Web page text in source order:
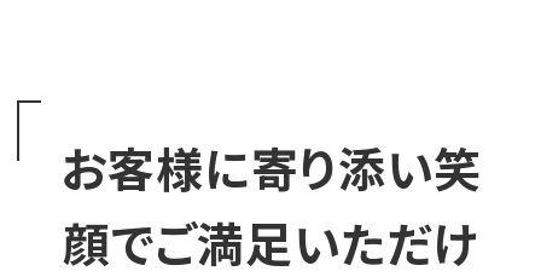
お客様に寄り添い笑
顔でご満足いただけ